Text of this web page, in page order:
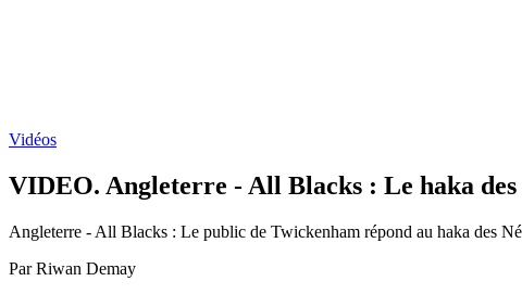
Vidéos
VIDEO. Angleterre - All Blacks : Le haka
Angleterre - All Blacks : Le public de Twickenham répond au haka des
Par Riwan Demay